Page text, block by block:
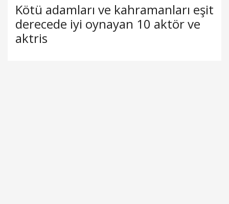
Kötü adamları ve kahramanları eşit
derecede iyi oynayan 10 aktör ve
aktris